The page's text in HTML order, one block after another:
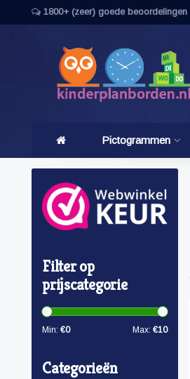
1800+ (zeer) goede beoordelingen
Pictogrammen
Filter op
prijscategorie
Min: €0 Max: €10
Categorieën